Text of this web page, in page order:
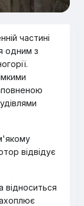
частині
одним з
відвідує
відноситься